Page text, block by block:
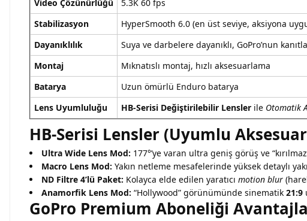
Video Çözünürlüğü
5.3K 60 fps
Stabilizasyon
HyperSmooth 6.0 (en üst seviye, aksiyona
Dayanıklılık
Suya ve darbelere dayanıklı, GoPro’nun
Montaj
Mıknatıslı montaj, hızlı aksesuarlama
Batarya
Uzun ömürlü Enduro batarya
Lens Uyumluluğu
HB-Serisi Değiştirilebilir Lensler ile Otomatik
HB-Serisi Lensler (Uyumlu
Ultra Wide Lens Mod: 177°’ye varan ultra geniş görüş ve
Macro Lens Mod: Yakın netleme mesafelerinde yüksek detaylı
ND Filtre 4’lü Paket: Kolayca elde edilen yaratıcı motion blur
Anamorfik Lens Mod: “Hollywood” görünümünde sinematik 21:9
GoPro Premium Aboneliği